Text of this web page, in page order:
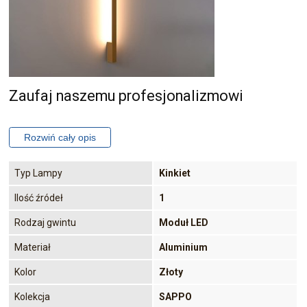
Zaufaj naszemu profesjonalizmowi
Typ Lampy Kinkiet
Ilość źródeł 1
Rodzaj gwintu Moduł LED
Materiał Aluminium
Kolor Złoty
Kolekcja SAPPO